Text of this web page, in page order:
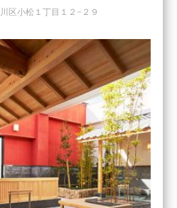
区小松１丁目１２−２９